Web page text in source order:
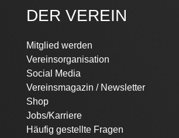
DER VEREIN
Navigation
überspringen
Mitglied werden
Vereinsorganisation
Social Media
Vereinsmagazin / Newsletter
Shop
Jobs/Karriere
Häufig gestellte Fragen